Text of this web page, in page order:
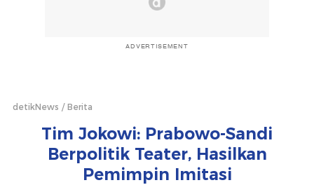
ADVERTISEMENT
detikNews Berita
Tim Jokowi: Prabowo-Sandi
Berpolitik Teater, Hasilkan
Pemimpin Imitasi